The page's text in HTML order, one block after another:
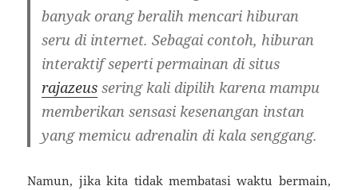
banyak orang beralih mencari hiburan
seru di internet. Sebagai contoh, hiburan
interaktif seperti permainan di situs
rajazeus sering kali dipilih karena mampu
memberikan sensasi kesenangan instan
yang memicu adrenalin di kala senggang.
Namun, jika kita tidak membatasi waktu bermain,